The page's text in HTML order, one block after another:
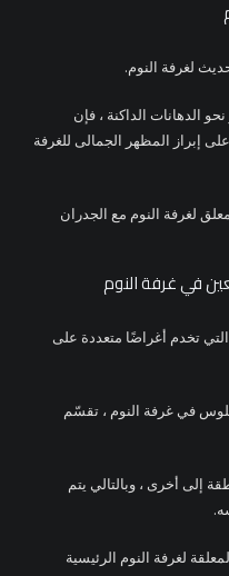
لغرفة النوم.
الدهانات الداكنة ، فإن
إبراز المظهر الجمالى للغرفة
لغرفة النوم مع الجدران
في غرفة النوم
تخدم أغراضًا متعددة على
في غرفة النوم ، تقسّم
إلى أخرى ، وبالتالي يتم
لغرفة النوم الرئيسية